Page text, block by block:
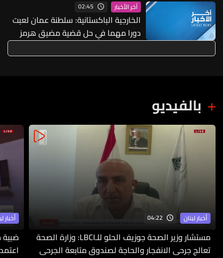
آخر الأخبار 02:45
الخارجية الباكستانية: سلطنة عمان لعبت
دورا مهما في حل قضية مضيق هرمز
بالفيديو
أخبار لبنان 04:22
مستشار وزير الصحة جوزيف الحلو للـLBCI: وزارة الصحة
تعالج جرحى الانفجار والحاجة لصندوق متابعة الجرحى
أخبار
ضبية